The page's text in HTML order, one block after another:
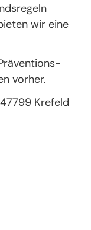
wir eine
vorher.
Krefeld